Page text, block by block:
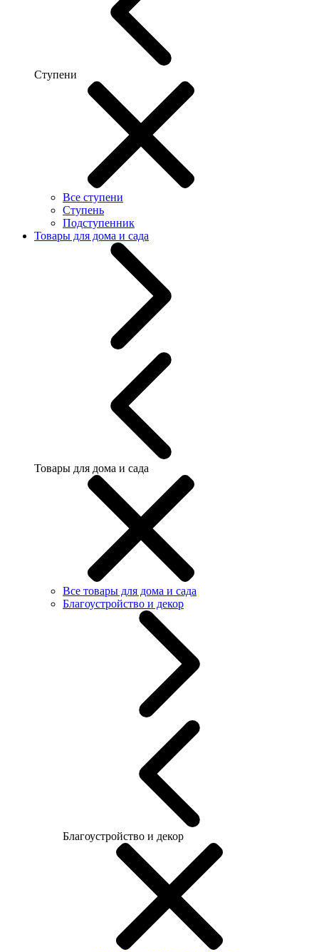
Ступени
Все ступени
Ступень
Подступенник
Товары для дома и сада
Товары для дома и сада
Все товары для дома и сада
Благоустройство и декор
Благоустройство и декор